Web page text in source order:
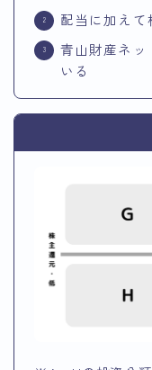
配当に加え
青山財産ネッ
いる